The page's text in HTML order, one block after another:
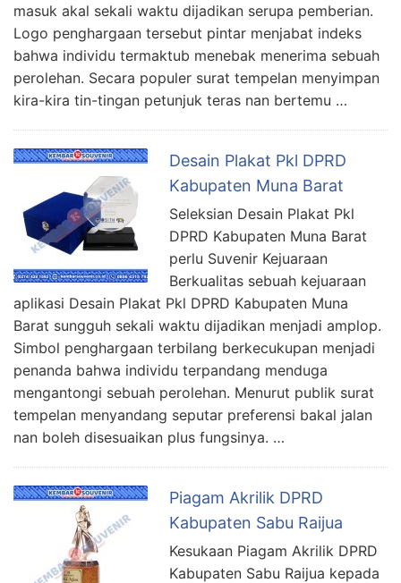
masuk akal sekali waktu dijadikan serupa pemberian.
Logo penghargaan tersebut pintar menjabat indeks
bahwa individu termaktub menebak menerima sebuah
perolehan. Secara populer surat tempelan menyimpan
kira-kira tin-tingan petunjuk teras nan bertemu …
Desain Plakat Pkl DPRD
Kabupaten Muna Barat
Seleksian Desain Plakat Pkl
DPRD Kabupaten Muna Barat
perlu Suvenir Kejuaraan
Berkualitas sebuah kejuaraan
aplikasi Desain Plakat Pkl DPRD Kabupaten Muna
Barat sungguh sekali waktu dijadikan menjadi amplop.
Simbol penghargaan terbilang berkecukupan menjadi
penanda bahwa individu terpandang menduga
mengantongi sebuah perolehan. Menurut publik surat
tempelan menyandang seputar preferensi bakal jalan
nan boleh disesuaikan plus fungsinya. …
Piagam Akrilik DPRD
Kabupaten Sabu Raijua
Kesukaan Piagam Akrilik DPRD
Kabupaten Sabu Raijua kepada